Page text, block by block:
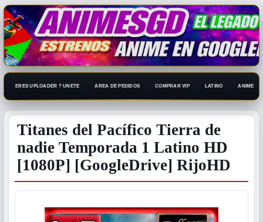
ERES UPLOADER ? UNETE AREA DE PEDIDOS COMPRAR VIP LATINO ANIME
Titanes del Pacífico Tierra de
nadie Temporada 1 Latino HD
[1080P] [GoogleDrive] RijoHD